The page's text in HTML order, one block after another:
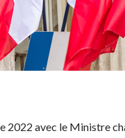
2022 avec le Ministre